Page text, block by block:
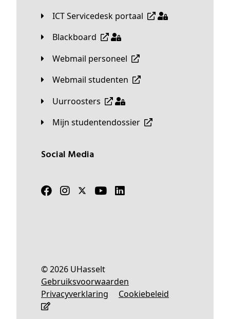
ICT Servicedesk portaal
Blackboard
Webmail personeel
Webmail studenten
Uurroosters
Mijn studentendossier
Social Media
© 2026 UHasselt
Gebruiksvoorwaarden
Privacyverklaring
Cookiebeleid